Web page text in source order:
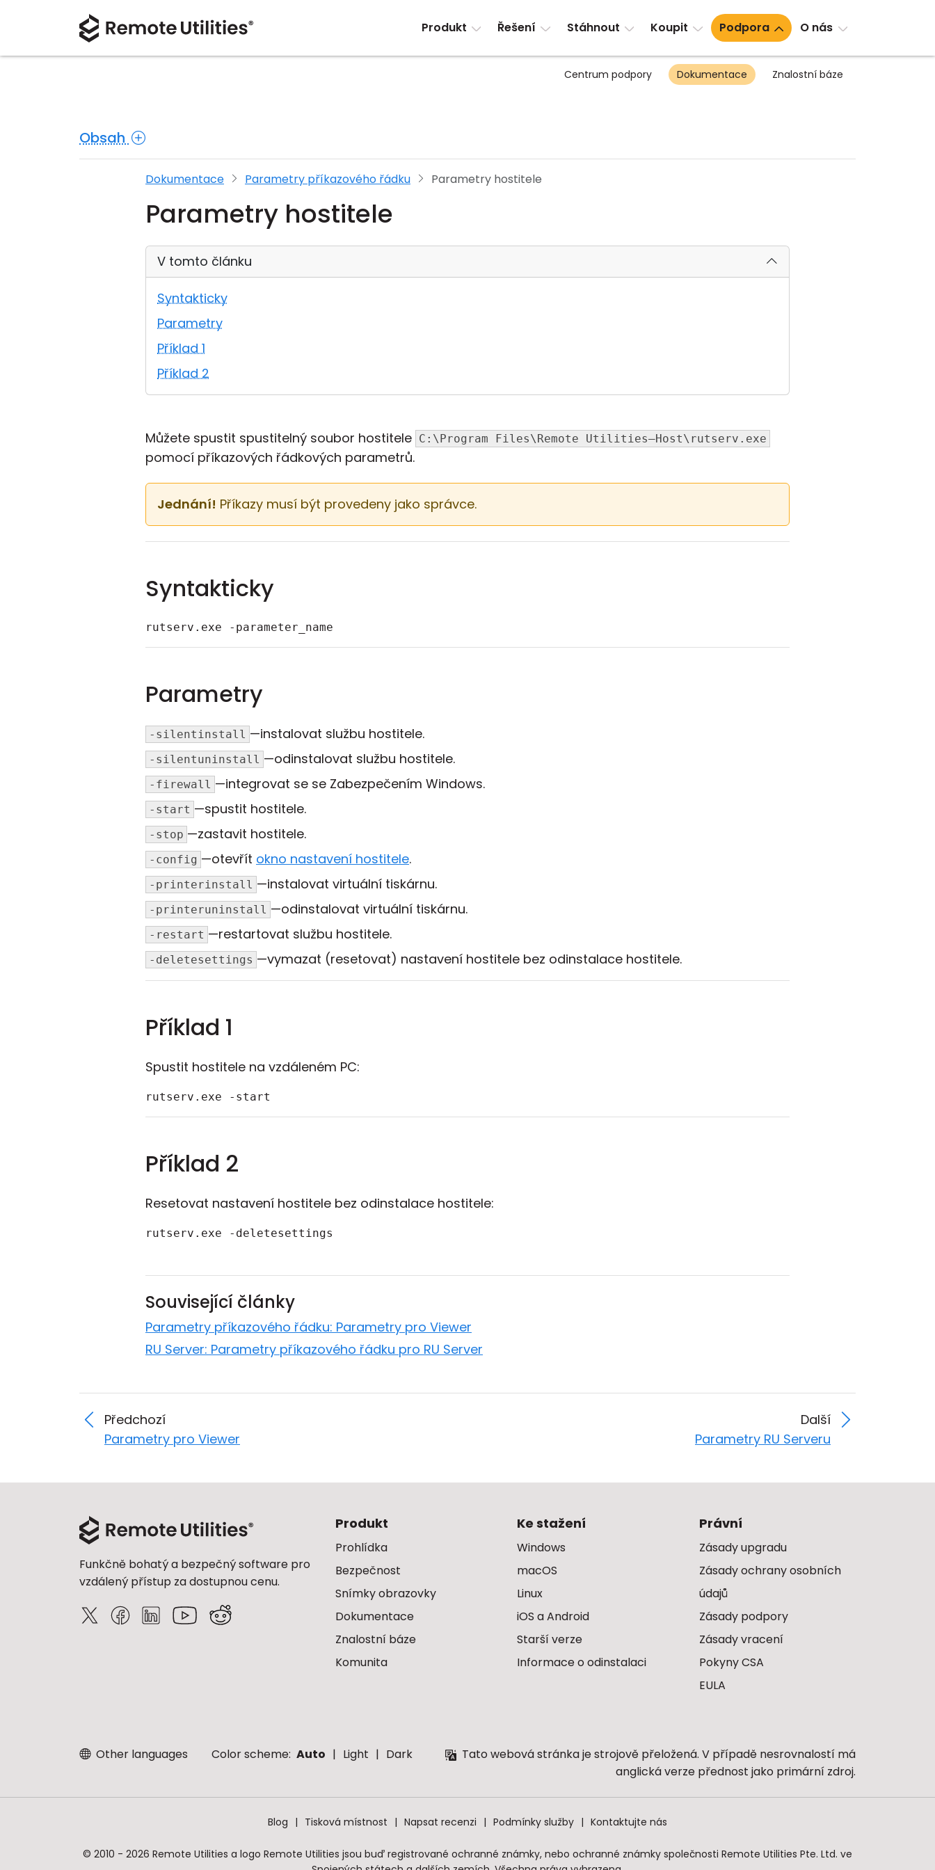
Produkt Řešení Stáhnout Koupit Podpora O nás
Centrum podpory Dokumentace Znalostní báze
Obsah
Dokumentace Parametry příkazového řádku Parametry hostitele
Parametry hostitele
V tomto článku
Syntakticky
Parametry
Příklad 1
Příklad 2
Můžete spustit spustitelný soubor hostitele C:\Program Files\Remote Utilities—Host\rutserv.exe
pomocí příkazových řádkových parametrů.
Jednání! Příkazy musí být provedeny jako správce.
Syntakticky
rutserv.exe -parameter_name
Parametry
-silentinstall —instalovat službu hostitele.
-silentuninstall —odinstalovat službu hostitele.
-firewall —integrovat se se Zabezpečením Windows.
-start —spustit hostitele.
-stop —zastavit hostitele.
-config —otevřít okno nastavení hostitele.
-printerinstall —instalovat virtuální tiskárnu.
-printeruninstall —odinstalovat virtuální tiskárnu.
-restart —restartovat službu hostitele.
-deletesettings —vymazat (resetovat) nastavení hostitele bez odinstalace hostitele.
Příklad 1
Spustit hostitele na vzdáleném PC:
rutserv.exe -start
Příklad 2
Resetovat nastavení hostitele bez odinstalace hostitele:
rutserv.exe -deletesettings
Související články
Parametry příkazového řádku: Parametry pro Viewer
RU Server: Parametry příkazového řádku pro RU Server
Předchozí
Parametry pro Viewer
Další
Parametry RU Serveru
Funkčně bohatý a bezpečný software pro
vzdálený přístup za dostupnou cenu.
Produkt
Prohlídka
Bezpečnost
Snímky obrazovky
Dokumentace
Znalostní báze
Komunita
Ke stažení
Windows
macOS
Linux
iOS a Android
Starší verze
Informace o odinstalaci
Právní
Zásady upgradu
Zásady ochrany osobních
údajů
Zásady podpory
Zásady vracení
Pokyny CSA
EULA
Other languages Color scheme: Auto Light Dark
Tato webová stránka je strojově přeložená. V případě nesrovnalostí má
anglická verze přednost jako primární zdroj.
Blog Tisková místnost Napsat recenzi Podmínky služby Kontaktujte nás
© 2010 - 2026 Remote Utilities a logo Remote Utilities jsou buď registrované ochranné známky, nebo ochranné známky společnosti Remote Utilities Pte. Ltd. ve